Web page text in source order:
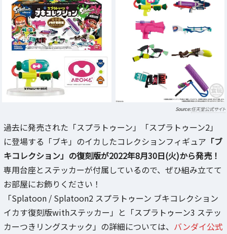
任天堂公式サイト
過去に発売された「スプラトゥーン」「スプラトゥーン2」
に登場する「ブキ」のイカしたコレクションフィギュア 「ブ
キコレクション」の復刻版が2022年8月30日(火)から発売！
専用台座とステッカーが付属しているので、ぜひ組み立てて
お部屋にお飾りください！
「Splatoon / Splatoon2 スプラトゥーン ブキコレクション
イカす復刻版withステッカー」と「スプラトゥーン3 ステッ
カーつきリングスナック」の詳細については、 バンダイ公式